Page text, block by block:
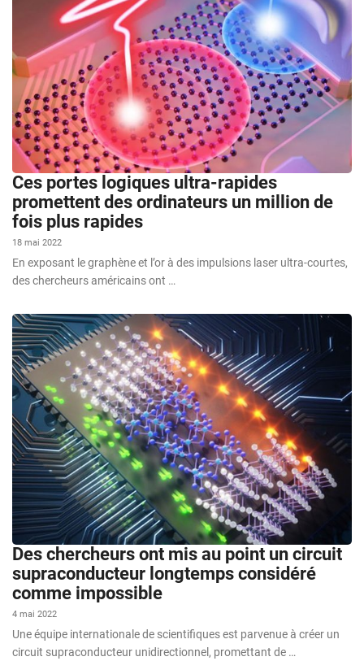
Ces portes logiques ultra-rapides
promettent des ordinateurs un million de
fois plus rapides
18 mai 2022
En exposant le graphène et l’or à des impulsions laser ultra-courtes,
des chercheurs américains ont …
Des chercheurs ont mis au point un circuit
supraconducteur longtemps considéré
comme impossible
4 mai 2022
Une équipe internationale de scientifiques est parvenue à créer un
circuit supraconducteur unidirectionnel, promettant de …